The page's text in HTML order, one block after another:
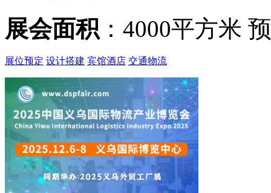
展会面积 ：4000平方米
展位预定 设计搭建 宾馆酒店 交通物流